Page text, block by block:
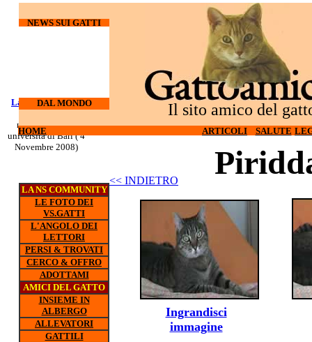
Il sito amico del
DAL MONDO
NEWS SUI GATTI
HOME ARTICOLI SALUTE
<< INDIETRO
Ingrandisci
immagine
LA NS COMMUNITY
LE FOTO DEI
VS.GATTI
L'ANGOLO DEI
LETTORI
PERSI & TROVATI
CERCO & OFFRO
ADOTTAMI
AMICI DEL GATTO
INSIEME IN
ALBERGO
ALLEVATORI
GATTILI
Laureati su cani e
nuovo corso all'
universita di Bari ( 4
Novembre 2008)